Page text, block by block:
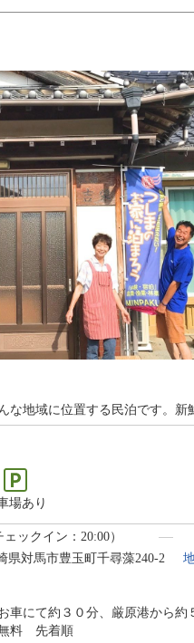
な地域に位置する民泊です。新
場あり
ックイン：20:00）
県対馬市豊玉町千尋藻240-2
車にて約３０分、厳原港から約
料 先着順